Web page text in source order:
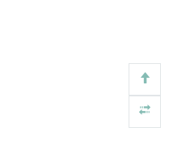
聚乙烯串联催化转化制备可分